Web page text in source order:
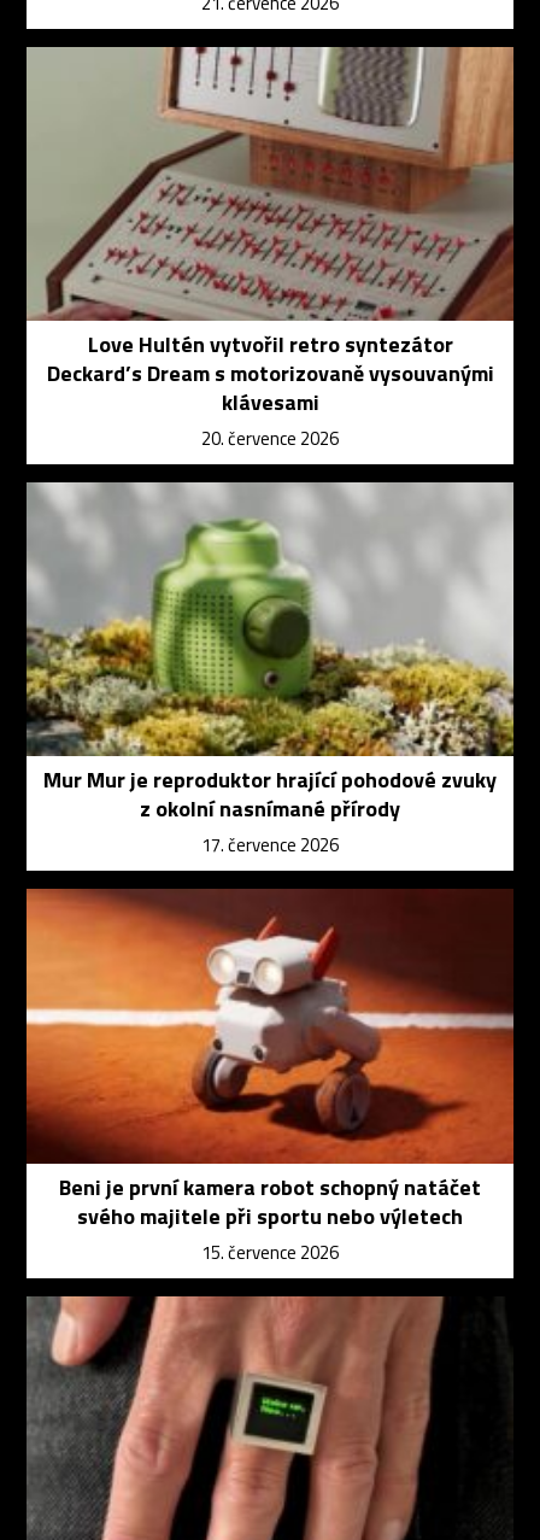
Love Hultén vytvořil retro syntezátor
Deckard’s Dream s motorizovaně vysouvanými
klávesami
20. července 2026
Mur Mur je reproduktor hrající pohodové zvuky
z okolní nasnímané přírody
17. července 2026
Beni je první kamera robot schopný natáčet
svého majitele při sportu nebo výletech
15. července 2026